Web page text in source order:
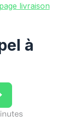
page livraison
à